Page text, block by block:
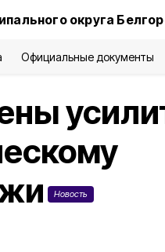
округа
Официальные документы
Новость